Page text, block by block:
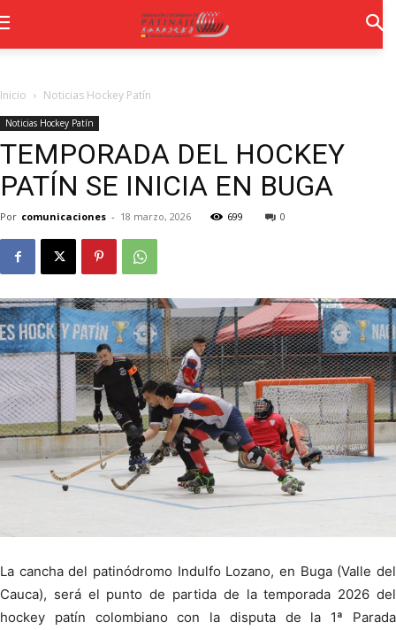
Inicio Noticias Hockey Patín
Noticias Hockey Patín
TEMPORADA DEL HOCKEY
PATÍN SE INICIA EN BUGA
Por comunicaciones - 18 marzo, 2026 699 0
La cancha del patinódromo Indulfo Lozano, en Buga (Valle del
Cauca), será el punto de partida de la temporada 2026 del
hockey patín colombiano con la disputa de la 1ª Parada